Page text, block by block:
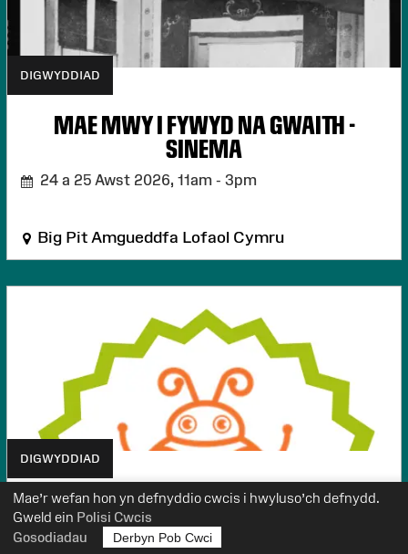
Mae’r wefan hon yn defnyddio cwcis i hwyluso’ch defnydd.
Gweld ein Polisi Cwcis
Gosodiadau
Derbyn Pob Cwci
DIGWYDDIAD
MAE MWY I FYWYD NA GWAITH -
SINEMA
24 a 25 Awst 2026, 11am - 3pm
Big Pit Amgueddfa Lofaol Cymru
DIGWYDDIAD
GWYLLIAID Y GLANNAU
9 a 30 Medi 2026,10.30yb - 12yp